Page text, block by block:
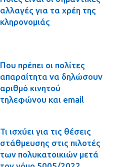
αλλαγές για τα χρέη της
κληρονομιάς
Που πρέπει οι πολίτες
απαραίτητα να δηλώσουν
αριθμό κινητού
τηλεφώνου και email
Τι ισχύει για τις θέσεις
στάθμευσης στις πιλοτές
των πολυκατοικιών μετά